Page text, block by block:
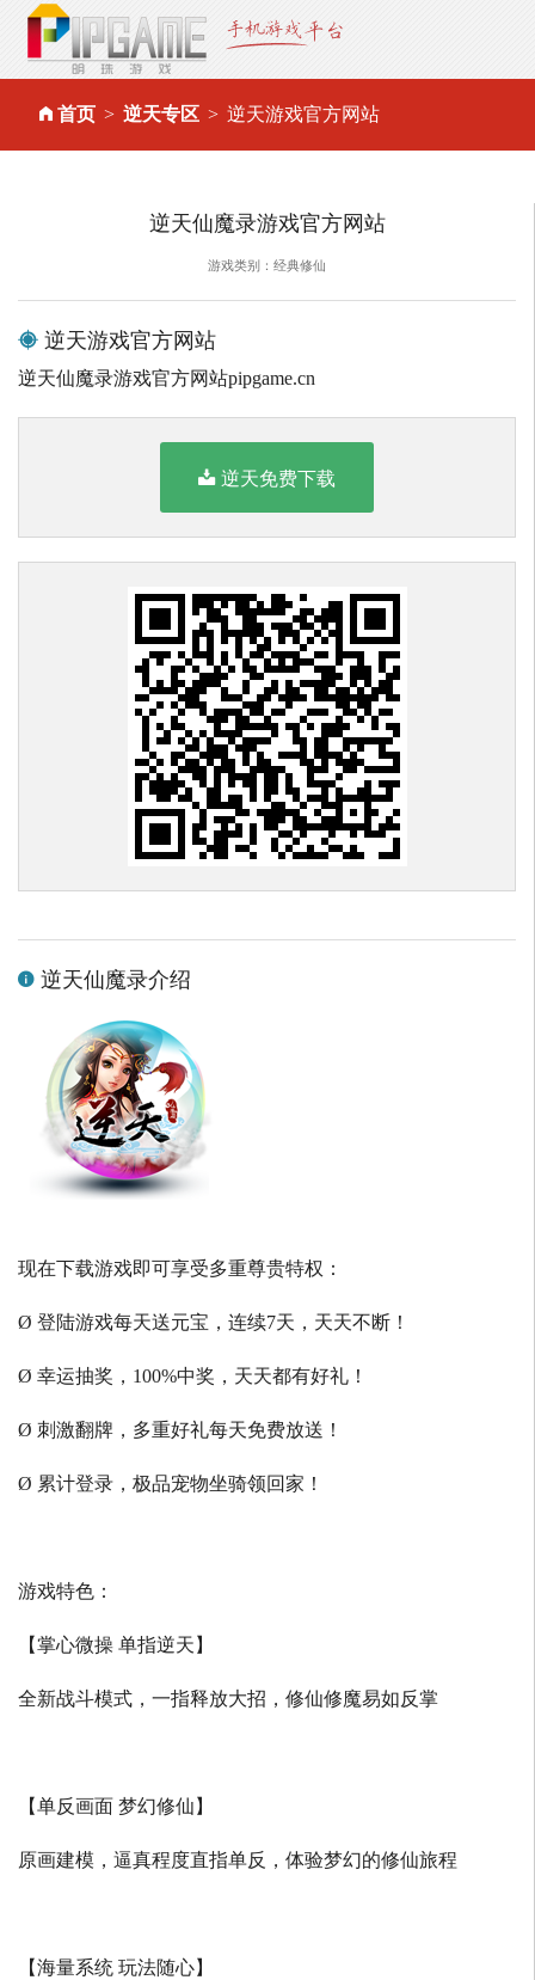
首页 逆天专区 逆天游戏官方网站
逆天仙魔录游戏官方网站
游戏类别：经典修仙
逆天游戏官方网站
逆天仙魔录游戏官方网站pipgame.cn
逆天免费下载
逆天仙魔录介绍
现在下载游戏即可享受多重尊贵特权：
Ø 登陆游戏每天送元宝，连续7天，天天不断！
Ø 幸运抽奖，100%中奖，天天都有好礼！
Ø 刺激翻牌，多重好礼每天免费放送！
Ø 累计登录，极品宠物坐骑领回家！
游戏特色：
【掌心微操 单指逆天】
全新战斗模式，一指释放大招，修仙修魔易如反掌
【单反画面 梦幻修仙】
原画建模，逼真程度直指单反，体验梦幻的修仙旅程
【海量系统 玩法随心】